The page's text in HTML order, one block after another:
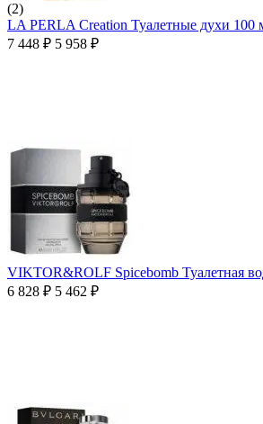
(2)
LA PERLA Creation Туалетные духи 100
7 448 ₽ 5 958 ₽
VIKTOR&ROLF Spicebomb Туалетная
6 828 ₽ 5 462 ₽